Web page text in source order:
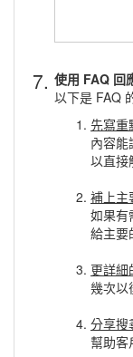
7. 使用 FAQ 回
以下是 FAQ
先寫重
內容能
以直接
補上主
如果有
給主要
更詳細
幾次以
分享搜
幫助客